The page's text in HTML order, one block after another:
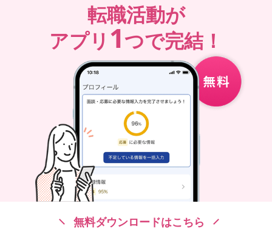
転職活動が
アプリ 1つで完結！
無料ダウンロードはこちら